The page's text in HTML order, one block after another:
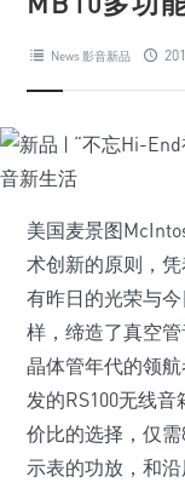
News 影音新品
美国麦景图
术创新的原则，
有昨日的光荣与
样，缔造了真空
晶体管年代的领
发的RS100无线
价比的选择，仅
示表的功放，和